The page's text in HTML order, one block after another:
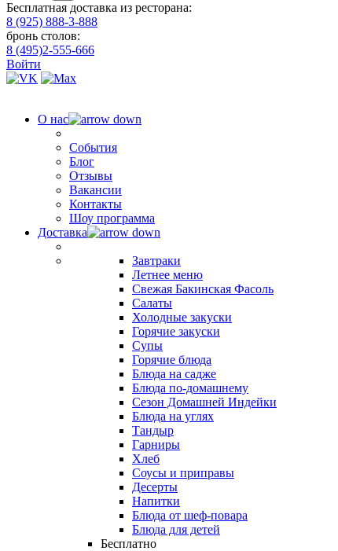
Бесплатная доставка из ресторана:
8 (925) 888-3-888
бронь столов:
8 (495)2-555-666
Войти
О нас
События
Блог
Отзывы
Вакансии
Контакты
Шоу программа
Доставка
Завтраки
Летнее меню
Свежая Бакинская Фасоль
Салаты
Холодные закуски
Горячие закуски
Супы
Горячие блюда
Блюда на садже
Блюда по-домашнему
Сезон Домашней Индейки
Блюда на углях
Тандыр
Гарниры
Хлеб
Соусы и приправы
Десерты
Напитки
Блюда от шеф-повара
Блюда для детей
Бесплатно